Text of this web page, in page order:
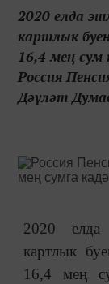
2020 елда
картлык
16,4 мең
Россия
Дәүләт
2020 елда
картлык
16,4 мең